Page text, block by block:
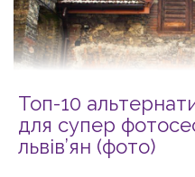
Топ-10
для супер
львів’ян (фото)